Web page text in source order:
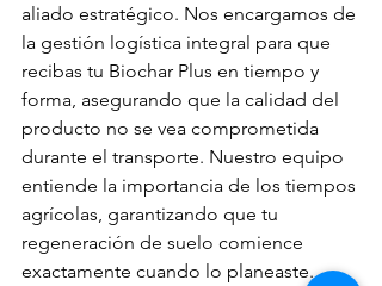
aliado estratégico. Nos encargamos de
la gestión logística integral para que
recibas tu Biochar Plus en tiempo y
forma, asegurando que la calidad del
producto no se vea comprometida
durante el transporte. Nuestro equipo
entiende la importancia de los tiempos
agrícolas, garantizando que tu
regeneración de suelo comience
exactamente cuando lo planeaste.